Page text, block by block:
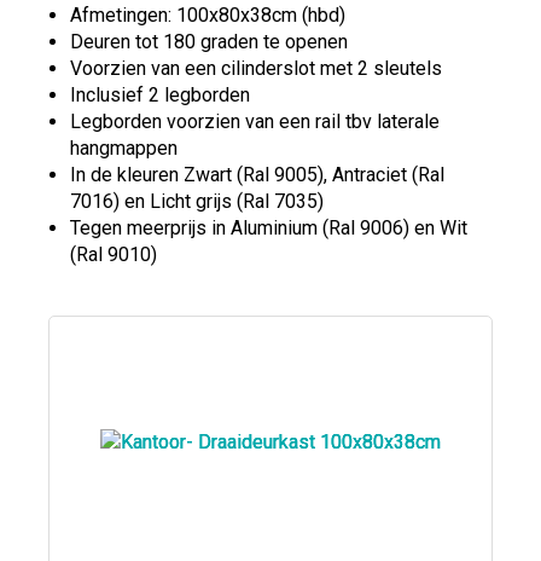
Afmetingen: 100x80x38cm (hbd)
Deuren tot 180 graden te openen
Voorzien van een cilinderslot met 2 sleutels
Inclusief 2 legborden
Legborden voorzien van een rail tbv laterale
hangmappen
In de kleuren Zwart (Ral 9005), Antraciet (Ral
7016) en Licht grijs (Ral 7035)
Tegen meerprijs in Aluminium (Ral 9006) en Wit
(Ral 9010)